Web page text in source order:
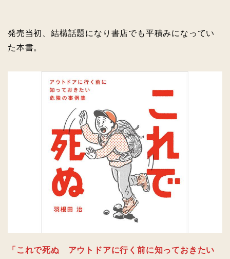
発売当初、結構話題になり書店でも平積みになってい
た本書。
「これで死ぬ アウトドアに行く前に知っておきたい